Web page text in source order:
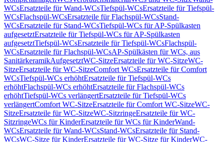
WCsErsatzteile für Wand-WCsTiefspül-WCsErsatzteile für Tiefspül-
WCsFlachspül-WCsErsatzteile für Flachspül-WCsStand-
WCsErsatzteile für Stand-WCsTiefspül-WCs für AP-Spülkasten
aufgesetztErsatzteile für Tiefspül-WCs für AP-Spülkasten
aufgesetztTiefspül-WCsErsatzteile für Tiefspül-WCsFlachspül-
WCsErsatzteile für Flachspül-WCsAP-Spülkästen für WCs, aus
SanitärkeramikAufgesetztWC-SitzeErsatzteile für WC-SitzeWC-
SitzeErsatzteile für WC-SitzeComfort WCsErsatzteile für Comfort
WCsTiefspül-WCs erhöhtErsatzteile für Tiefspül-WCs
erhöhtFlachspül-WCs erhöhtErsatzteile für Flachspül-WCs
erhöhtTiefspül-WCs verlängertErsatzteile für Tiefspül-WCs
verlängertComfort WC-SitzeErsatzteile für Comfort WC-SitzeWC-
SitzeErsatzteile für WC-SitzeWC-SitzringeErsatzteile für WC-
SitzringeWCs für KinderErsatzteile für WCs für KinderWand-
WCsErsatzteile für Wand-WCsStand-WCsErsatzteile für Stand-
WCsWC-Sitze für KinderErsatzteile für WC-Sitze für KinderWC-